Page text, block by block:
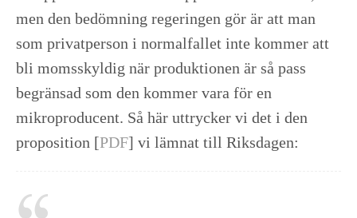
men den bedömning regeringen gör är att man
som privatperson i normalfallet inte kommer att
bli momsskyldig när produktionen är så pass
begränsad som den kommer vara för en
mikroproducent. Så här uttrycker vi det i den
proposition [PDF] vi lämnat till Riksdagen: